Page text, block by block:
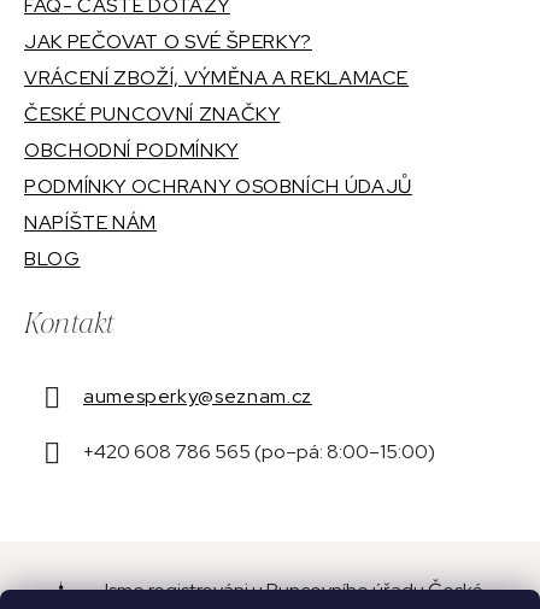
JAK PEČOVAT O SVÉ ŠPERKY?
VRÁCENÍ ZBOŽÍ, VÝMĚNA A REKLAMACE
ČESKÉ PUNCOVNÍ ZNAČKY
OBCHODNÍ PODMÍNKY
PODMÍNKY OCHRANY OSOBNÍCH ÚDAJŮ
NAPÍŠTE NÁM
BLOG
Kontakt
aumesperky@seznam.cz
+420 608 786 565 (po–pá: 8:00–15:00)
Jsme registrováni u Puncovního úřadu České